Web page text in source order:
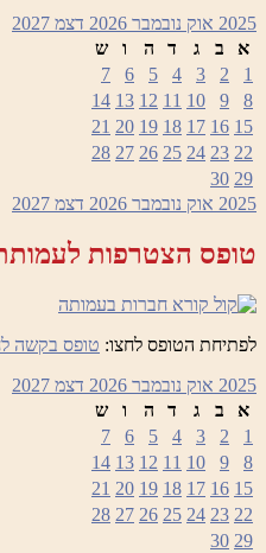
2025 אוק נובמבר 2026 דצמ 2027
א
ב ג ד ה ו
ש
1
2
3
4
5
6
7
8
9
10
11
12
13
14
15
16
17
18
19
20
21
22
23
24
25
26
27
28
29
30
2025 אוק נובמבר 2026 דצמ 2027
טופס הצטרפות
לפתיחת הטופס לחצו: טופס בקשה
2025 אוק נובמבר 2026 דצמ 2027
א
ב ג ד ה ו
ש
1
2
3
4
5
6
7
8
9
10
11
12
13
14
15
16
17
18
19
20
21
22
23
24
25
26
27
28
29
30